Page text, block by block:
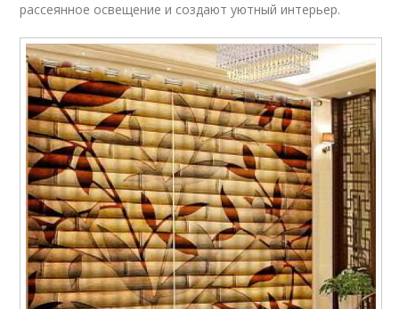
рассеянное освещение и создают уютный интерьер.